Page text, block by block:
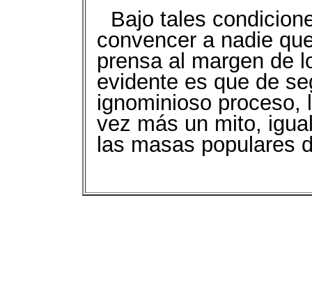
Bajo tales
convencer a nadie
prensa al margen de
evidente es que de
ignominioso proceso,
vez más un mito,
las masas populares